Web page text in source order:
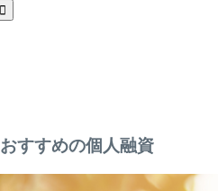
おすすめの個人融資